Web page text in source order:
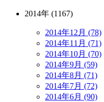
2014年 (1167)
2014年12月 (78)
2014年11月 (71)
2014年10月 (70)
2014年9月 (59)
2014年8月 (71)
2014年7月 (72)
2014年6月 (90)